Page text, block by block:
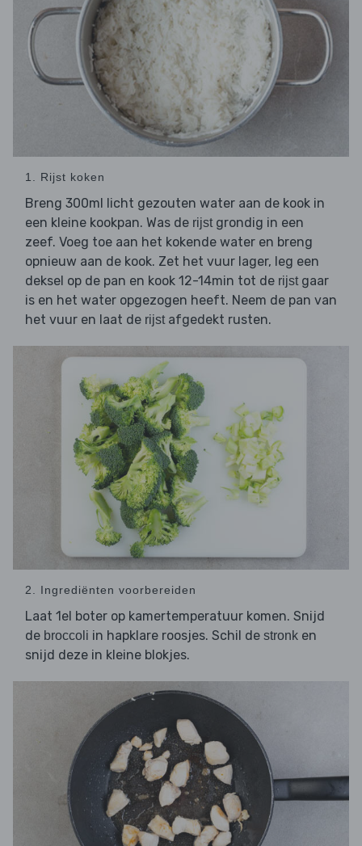
1. Rijst koken
Breng 300ml licht gezouten water aan de kook in
een kleine kookpan. Was de rijst grondig in een
zeef. Voeg toe aan het kokende water en breng
opnieuw aan de kook. Zet het vuur lager, leg een
deksel op de pan en kook 12-14min tot de rijst gaar
is en het water opgezogen heeft. Neem de pan van
het vuur en laat de rijst afgedekt rusten.
2. Ingrediënten voorbereiden
Laat 1el boter op kamertemperatuur komen. Snijd
de broccoli in hapklare roosjes. Schil de stronk en
snijd deze in kleine blokjes.